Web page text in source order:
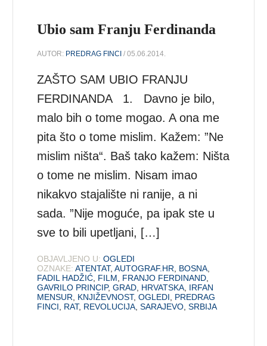
Ubio sam Franju Ferdinanda
AUTOR: PREDRAG FINCI / 05.06.2014.
ZAŠTO SAM UBIO FRANJU
FERDINANDA 1. Davno je bilo,
malo bih o tome mogao. A ona me
pita što o tome mislim. Kažem: ”Ne
mislim ništa“. Baš tako kažem: Ništa
o tome ne mislim. Nisam imao
nikakvo stajalište ni ranije, a ni
sada. ”Nije moguće, pa ipak ste u
sve to bili upetljani, […]
OBJAVLJENO U: OGLEDI
OZNAKE: ATENTAT,AUTOGRAF.HR BOSNA
FADIL HADŽIĆ FILM FRANJO FERDINAND
GAVRILO PRINCIP,GRAD HRVATSKA IRFAN
MENSUR
KNJIŽEVNOST,OGLEDI
PREDRAG
FINCI
RAT, REVOLUCIJA ,SARAJEVO ,SRBIJA